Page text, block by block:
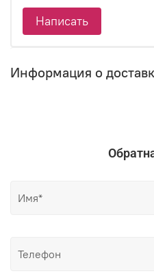
Написать
Информация о